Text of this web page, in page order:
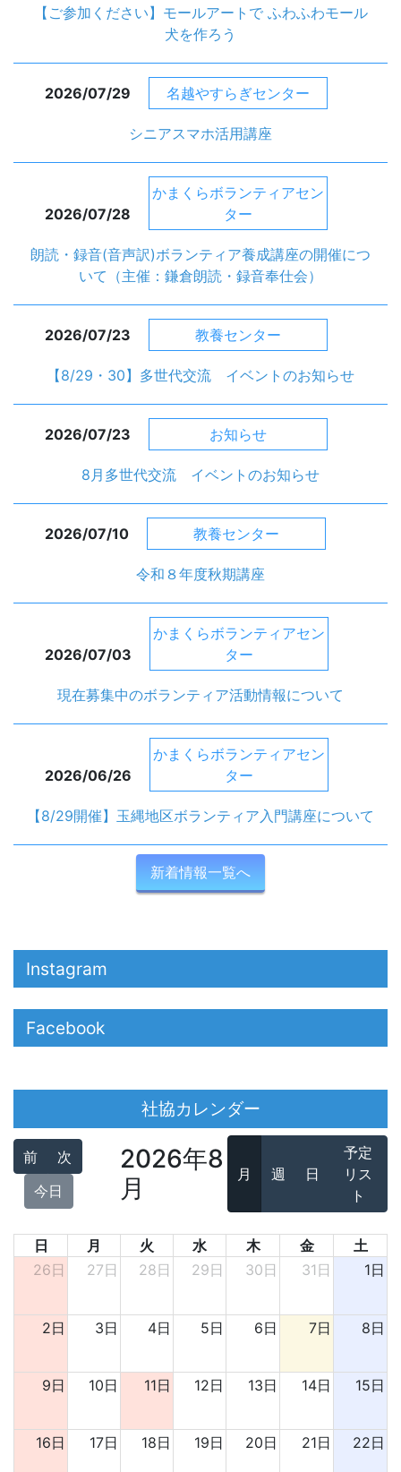
【ご参加ください】モールアートで ふわふわモール
犬を作ろう
2026/07/29 名越やすらぎセンター
シニアスマホ活用講座
2026/07/28
かまくらボランティアセン
ター
朗読・録音(音声訳)ボランティア養成講座の開催につ
いて（主催：鎌倉朗読・録音奉仕会）
2026/07/23 教養センター
【8/29・30】多世代交流 イベントのお知らせ
2026/07/23 お知らせ
8月多世代交流 イベントのお知らせ
2026/07/10 教養センター
令和８年度秋期講座
2026/07/03
かまくらボランティアセン
ター
現在募集中のボランティア活動情報について
2026/06/26
かまくらボランティアセン
ター
【8/29開催】玉縄地区ボランティア入門講座について
新着情報一覧へ
Instagram
Facebook
社協カレンダー
前
次
今日
2026年8
月
月 週 日
予定
リス
ト
日 月 火 水 木 金
土
26日
27日 28日 29日 30日 31日 1日
2日 3日 4日 5日 6日 7日 8日
9日 10日 11日 12日 13日 14日 15日
16日 17日 18日 19日 20日 21日 22日